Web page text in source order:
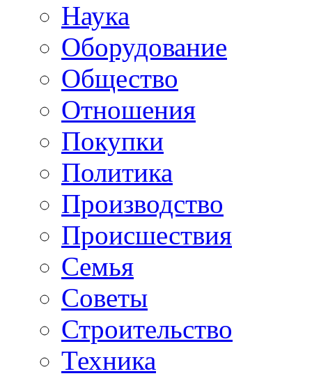
Наука
Оборудование
Общество
Отношения
Покупки
Политика
Производство
Происшествия
Семья
Советы
Строительство
Техника